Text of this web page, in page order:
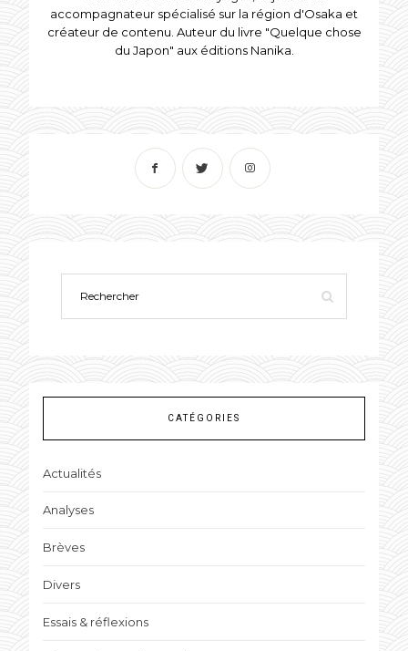
accompagnateur spécialisé sur la région d'Osaka et
créateur de contenu. Auteur du livre "Quelque chose
du Japon" aux éditions Nanika.
CATÉGORIES
Actualités
Analyses
Brèves
Divers
Essais & réflexions